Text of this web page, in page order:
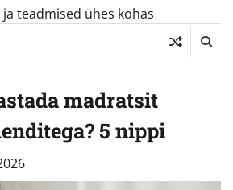
teadmised ühes kohas
madratsit
5 nippi